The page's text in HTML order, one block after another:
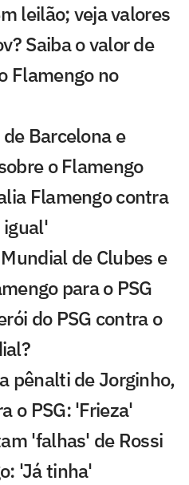
leilão; veja valores
Saiba o valor de
Flamengo no
Barcelona e
o Flamengo
Flamengo contra
igual'
de Clubes e
para o PSG
do PSG contra o
pênalti de Jorginho,
o PSG: 'Frieza'
'falhas' de Rossi
'Já tinha'